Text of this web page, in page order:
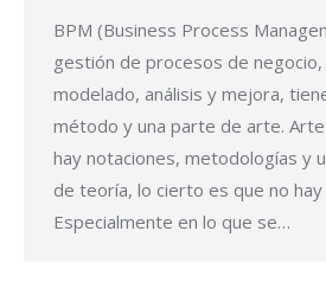
BPM (Business Process
gestión de procesos de
modelado, análisis y mejora,
método y una parte de arte.
hay notaciones, metodologías y
de teoría, lo cierto es que no
Especialmente en lo que se…